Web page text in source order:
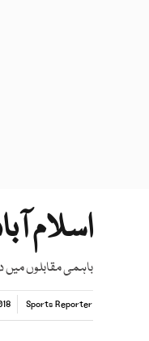
اسلام
باہمی مقابلوں میں دفاعی
Sports Reporter